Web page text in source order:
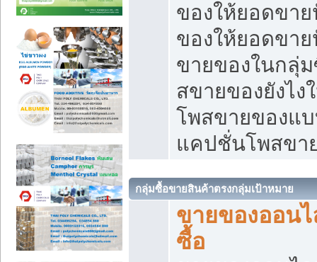
ของให้ยอดขา
ของให้ยอดขา
ขายของในกลุ่
สขายของยังไ
โพสขายของแ
แคปชั่นโพสขา
กลุ่มซื้อขายสินค้าตรงกลุ่มเป้าหมาย
ขายของออน
ซื้อ